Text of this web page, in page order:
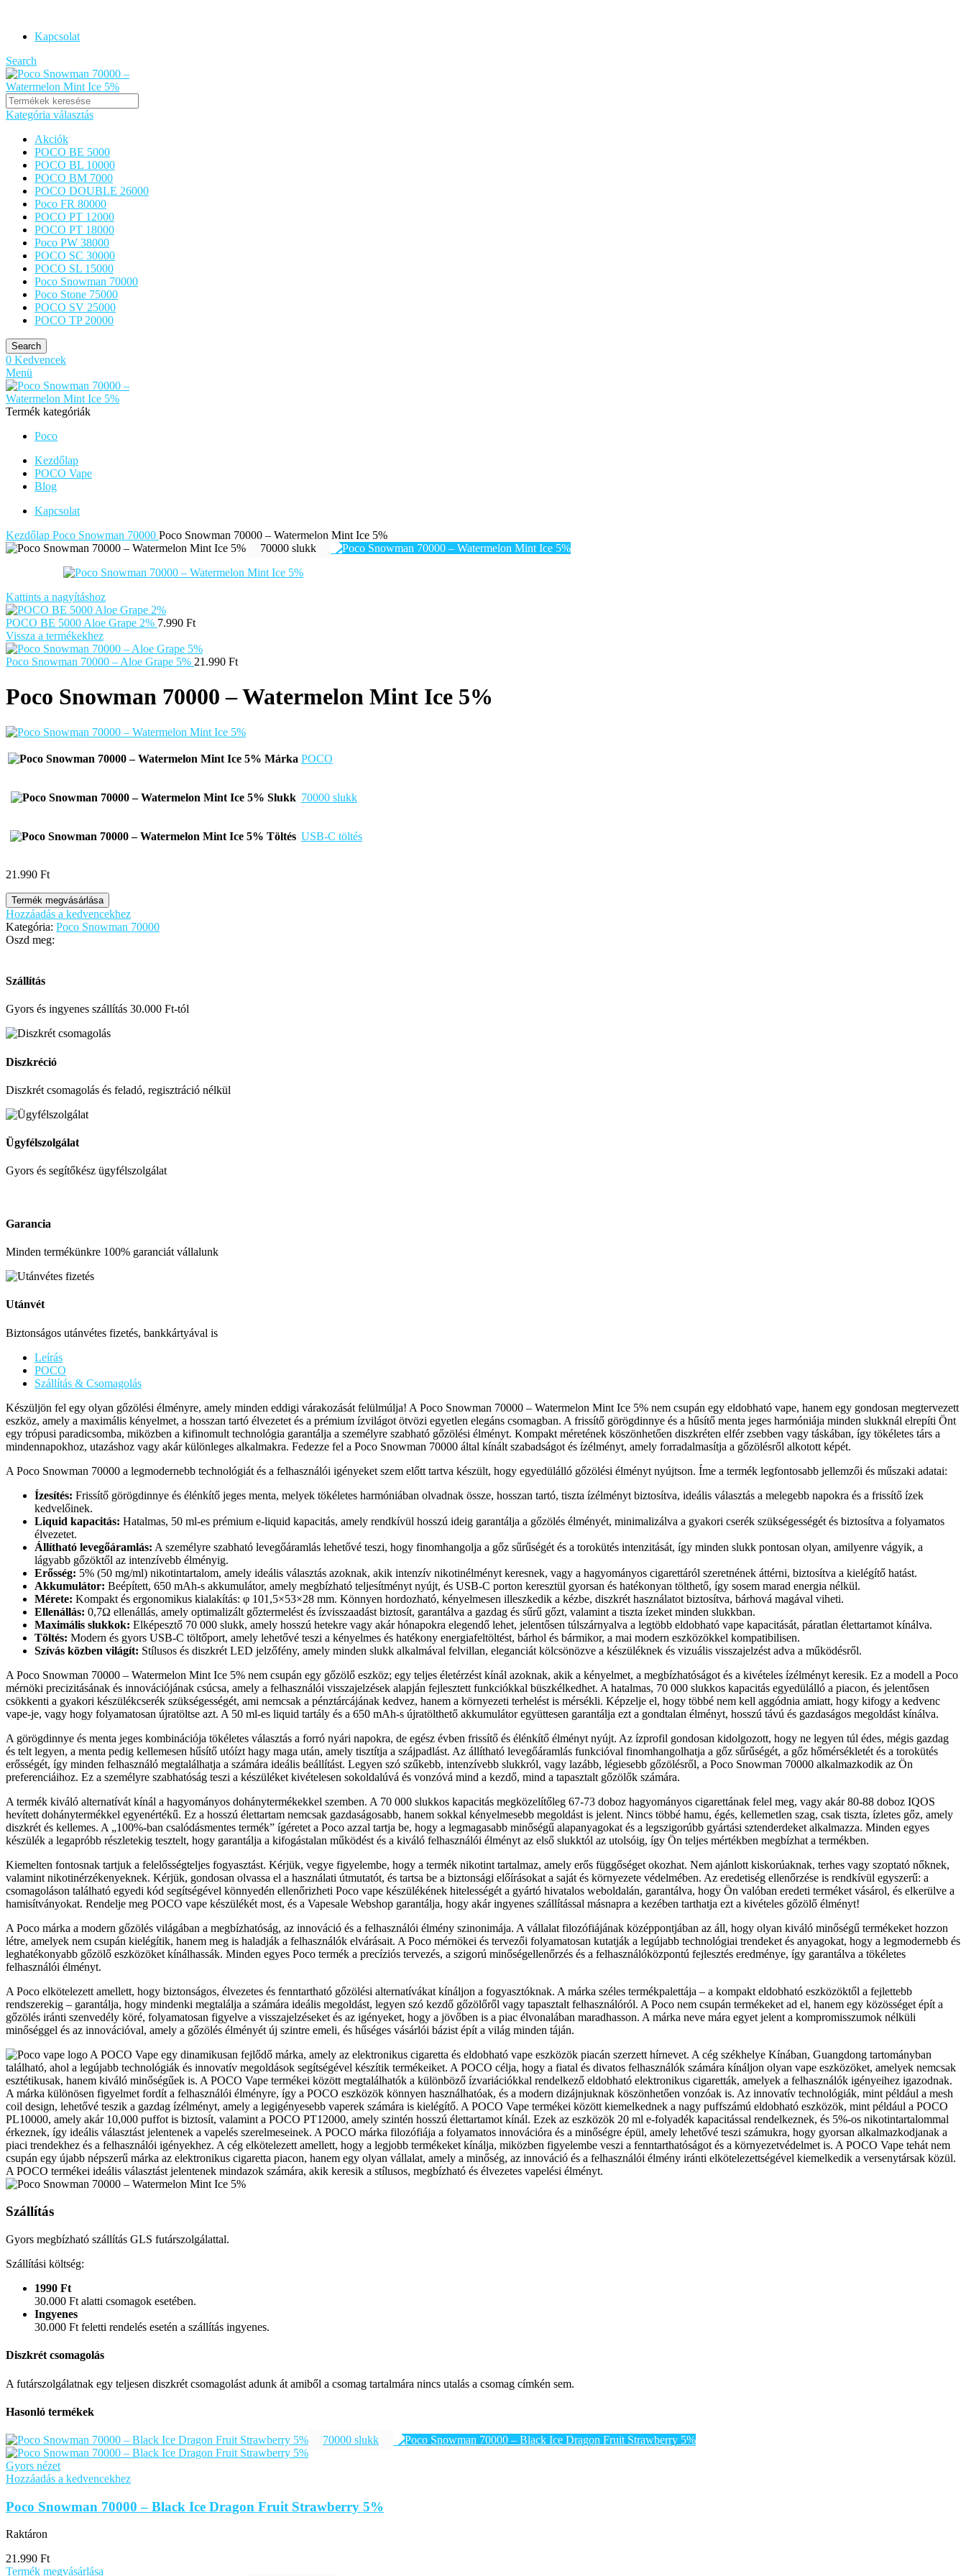
Kapcsolat
Search
Kategória választás
Akciók
POCO BE 5000
POCO BL 10000
POCO BM 7000
POCO DOUBLE 26000
Poco FR 80000
POCO PT 12000
POCO PT 18000
Poco PW 38000
POCO SC 30000
POCO SL 15000
Poco Snowman 70000
Poco Stone 75000
POCO SV 25000
POCO TP 20000
Search
0 Kedvencek
Menü
Termék kategóriák
Poco
Kezdőlap
POCO Vape
Blog
Kapcsolat
Kezdőlap Poco Snowman 70000 Poco Snowman 70000 – Watermelon Mint Ice 5%
70000 slukk
Kattints a nagyításhoz
POCO BE 5000 Aloe Grape 2% 7.990 Ft
Vissza a termékekhez
Poco Snowman 70000 – Aloe Grape 5% 21.990 Ft
Poco Snowman 70000 – Watermelon Mint Ice 5%
Márka POCO
Slukk 70000 slukk
Töltés USB-C töltés
21.990 Ft
Termék megvásárlása
Hozzáadás a kedvencekhez
Kategória: Poco Snowman 70000
Oszd meg:
Szállítás
Gyors és ingyenes szállítás 30.000 Ft-tól
Diszkréció
Diszkrét csomagolás és feladó, regisztráció nélkül
Ügyfélszolgálat
Gyors és segítőkész ügyfélszolgálat
Garancia
Minden termékünkre 100% garanciát vállalunk
Utánvét
Biztonságos utánvétes fizetés, bankkártyával is
Leírás
POCO
Szállítás & Csomagolás
Készüljön fel egy olyan gőzölési élményre, amely minden eddigi várakozását felülmúlja! A Poco Snowman 70000 – Watermelon Mint Ice 5% nem csupán egy eldobható vape, hanem egy gondosan megtervezett
eszköz, amely a maximális kényelmet, a hosszan tartó élvezetet és a prémium ízvilágot ötvözi egyetlen elegáns csomagban. A frissítő görögdinnye és a hűsítő menta jeges harmóniája minden slukknál elrepíti Önt
egy trópusi paradicsomba, miközben a kifinomult technológia garantálja a személyre szabható gőzölési élményt. Kompakt méretének köszönhetően diszkréten elfér zsebben vagy táskában, így tökéletes társ a
mindennapokhoz, utazáshoz vagy akár különleges alkalmakra. Fedezze fel a Poco Snowman 70000 által kínált szabadságot és ízélményt, amely forradalmasítja a gőzölésről alkotott képét.
A Poco Snowman 70000 a legmodernebb technológiát és a felhasználói igényeket szem előtt tartva készült, hogy egyedülálló gőzölési élményt nyújtson. Íme a termék legfontosabb jellemzői és műszaki adatai:
Ízesítés: Frissítő görögdinnye és élénkítő jeges menta, melyek tökéletes harmóniában olvadnak össze, hosszan tartó, tiszta ízélményt biztosítva, ideális választás a melegebb napokra és a frissítő ízek
kedvelőinek.
Liquid kapacitás: Hatalmas, 50 ml-es prémium e-liquid kapacitás, amely rendkívül hosszú ideig garantálja a gőzölés élményét, minimalizálva a gyakori cserék szükségességét és biztosítva a folyamatos
élvezetet.
Állítható levegőáramlás: A személyre szabható levegőáramlás lehetővé teszi, hogy finomhangolja a gőz sűrűségét és a torokütés intenzitását, így minden slukk pontosan olyan, amilyenre vágyik, a
lágyabb gőzöktől az intenzívebb élményig.
Erősség: 5% (50 mg/ml) nikotintartalom, amely ideális választás azoknak, akik intenzív nikotinélményt keresnek, vagy a hagyományos cigarettáról szeretnének áttérni, biztosítva a kielégítő hatást.
Akkumulátor: Beépített, 650 mAh-s akkumulátor, amely megbízható teljesítményt nyújt, és USB-C porton keresztül gyorsan és hatékonyan tölthető, így sosem marad energia nélkül.
Mérete: Kompakt és ergonomikus kialakítás: φ 101,5×53×28 mm. Könnyen hordozható, kényelmesen illeszkedik a kézbe, diszkrét használatot biztosítva, bárhová magával viheti.
Ellenállás: 0,7Ω ellenállás, amely optimalizált gőztermelést és ízvisszaadást biztosít, garantálva a gazdag és sűrű gőzt, valamint a tiszta ízeket minden slukkban.
Maximális slukkok: Elképesztő 70 000 slukk, amely hosszú hetekre vagy akár hónapokra elegendő lehet, jelentősen túlszárnyalva a legtöbb eldobható vape kapacitását, páratlan élettartamot kínálva.
Töltés: Modern és gyors USB-C töltőport, amely lehetővé teszi a kényelmes és hatékony energiafeltöltést, bárhol és bármikor, a mai modern eszközökkel kompatibilisen.
Szívás közben világít: Stílusos és diszkrét LED jelzőfény, amely minden slukk alkalmával felvillan, eleganciát kölcsönözve a készüléknek és vizuális visszajelzést adva a működésről.
A Poco Snowman 70000 – Watermelon Mint Ice 5% nem csupán egy gőzölő eszköz; egy teljes életérzést kínál azoknak, akik a kényelmet, a megbízhatóságot és a kivételes ízélményt keresik. Ez a modell a Poco
mérnöki precizitásának és innovációjának csúcsa, amely a felhasználói visszajelzések alapján fejlesztett funkciókkal büszkélkedhet. A hatalmas, 70 000 slukkos kapacitás egyedülálló a piacon, és jelentősen
csökkenti a gyakori készülékcserék szükségességét, ami nemcsak a pénztárcájának kedvez, hanem a környezeti terhelést is mérsékli. Képzelje el, hogy többé nem kell aggódnia amiatt, hogy kifogy a kedvenc
vape-je, vagy hogy folyamatosan újratöltse azt. A 50 ml-es liquid tartály és a 650 mAh-s újratölthető akkumulátor együttesen garantálja ezt a gondtalan élményt, hosszú távú és gazdaságos megoldást kínálva.
A görögdinnye és menta jeges kombinációja tökéletes választás a forró nyári napokra, de egész évben frissítő és élénkítő élményt nyújt. Az ízprofil gondosan kidolgozott, hogy ne legyen túl édes, mégis gazdag
és telt legyen, a menta pedig kellemesen hűsítő utóízt hagy maga után, amely tisztítja a szájpadlást. Az állítható levegőáramlás funkcióval finomhangolhatja a gőz sűrűségét, a gőz hőmérsékletét és a torokütés
erősségét, így minden felhasználó megtalálhatja a számára ideális beállítást. Legyen szó szűkebb, intenzívebb slukkról, vagy lazább, légiesebb gőzölésről, a Poco Snowman 70000 alkalmazkodik az Ön
preferenciáihoz. Ez a személyre szabhatóság teszi a készüléket kivételesen sokoldalúvá és vonzóvá mind a kezdő, mind a tapasztalt gőzölők számára.
A termék kiváló alternatívát kínál a hagyományos dohánytermékekkel szemben. A 70 000 slukkos kapacitás megközelítőleg 67-73 doboz hagyományos cigarettának felel meg, vagy akár 80-88 doboz IQOS
hevített dohánytermékkel egyenértékű. Ez a hosszú élettartam nemcsak gazdaságosabb, hanem sokkal kényelmesebb megoldást is jelent. Nincs többé hamu, égés, kellemetlen szag, csak tiszta, ízletes gőz, amely
diszkrét és kellemes. A „100%-ban csalódásmentes termék” ígéretet a Poco azzal tartja be, hogy a legmagasabb minőségű alapanyagokat és a legszigorúbb gyártási sztenderdeket alkalmazza. Minden egyes
készülék a legapróbb részletekig tesztelt, hogy garantálja a kifogástalan működést és a kiváló felhasználói élményt az első slukktól az utolsóig, így Ön teljes mértékben megbízhat a termékben.
Kiemelten fontosnak tartjuk a felelősségteljes fogyasztást. Kérjük, vegye figyelembe, hogy a termék nikotint tartalmaz, amely erős függőséget okozhat. Nem ajánlott kiskorúaknak, terhes vagy szoptató nőknek,
valamint nikotinérzékenyeknek. Kérjük, gondosan olvassa el a használati útmutatót, és tartsa be a biztonsági előírásokat a saját és környezete védelmében. Az eredetiség ellenőrzése is rendkívül egyszerű: a
csomagoláson található egyedi kód segítségével könnyedén ellenőrizheti Poco vape készülékének hitelességét a gyártó hivatalos weboldalán, garantálva, hogy Ön valóban eredeti terméket vásárol, és elkerülve a
hamisítványokat. Rendelje meg POCO vape készülékét most, és a Vapesale Webshop garantálja, hogy akár ingyenes szállítással másnapra a kezében tarthatja ezt a kivételes gőzölő élményt!
A Poco márka a modern gőzölés világában a megbízhatóság, az innováció és a felhasználói élmény szinonimája. A vállalat filozófiájának középpontjában az áll, hogy olyan kiváló minőségű termékeket hozzon
létre, amelyek nem csupán kielégítik, hanem meg is haladják a felhasználók elvárásait. A Poco mérnökei és tervezői folyamatosan kutatják a legújabb technológiai trendeket és anyagokat, hogy a legmodernebb és
leghatékonyabb gőzölő eszközöket kínálhassák. Minden egyes Poco termék a precíziós tervezés, a szigorú minőségellenőrzés és a felhasználóközpontú fejlesztés eredménye, így garantálva a tökéletes
felhasználói élményt.
A Poco elkötelezett amellett, hogy biztonságos, élvezetes és fenntartható gőzölési alternatívákat kínáljon a fogyasztóknak. A márka széles termékpalettája – a kompakt eldobható eszközöktől a fejlettebb
rendszerekig – garantálja, hogy mindenki megtalálja a számára ideális megoldást, legyen szó kezdő gőzölőről vagy tapasztalt felhasználóról. A Poco nem csupán termékeket ad el, hanem egy közösséget épít a
gőzölés iránti szenvedély köré, folyamatosan figyelve a visszajelzéseket és az igényeket, hogy a jövőben is a piac élvonalában maradhasson. A márka neve mára egyet jelent a kompromisszumok nélküli
minőséggel és az innovációval, amely a gőzölés élményét új szintre emeli, és hűséges vásárlói bázist épít a világ minden táján.
A POCO Vape egy dinamikusan fejlődő márka, amely az elektronikus cigaretta és eldobható vape eszközök piacán szerzett hírnevet. A cég székhelye Kínában, Guangdong tartományban
található, ahol a legújabb technológiák és innovatív megoldások segítségével készítik termékeiket. A POCO célja, hogy a fiatal és divatos felhasználók számára kínáljon olyan vape eszközöket, amelyek nemcsak
esztétikusak, hanem kiváló minőségűek is. A POCO Vape termékei között megtalálhatók a különböző ízvariációkkal rendelkező eldobható elektronikus cigaretták, amelyek a felhasználók igényeihez igazodnak.
A márka különösen figyelmet fordít a felhasználói élményre, így a POCO eszközök könnyen használhatóak, és a modern dizájnjuknak köszönhetően vonzóak is. Az innovatív technológiák, mint például a mesh
coil design, lehetővé teszik a gazdag ízélményt, amely a legigényesebb vaperek számára is kielégítő. A POCO Vape termékei között kiemelkednek a nagy puffszámú eldobható eszközök, mint például a POCO
PL10000, amely akár 10,000 puffot is biztosít, valamint a POCO PT12000, amely szintén hosszú élettartamot kínál. Ezek az eszközök 20 ml e-folyadék kapacitással rendelkeznek, és 5%-os nikotintartalommal
érkeznek, így ideális választást jelentenek a vapelés szerelmeseinek. A POCO márka filozófiája a folyamatos innovációra és a minőségre épül, amely lehetővé teszi számukra, hogy gyorsan alkalmazkodjanak a
piaci trendekhez és a felhasználói igényekhez. A cég elkötelezett amellett, hogy a legjobb termékeket kínálja, miközben figyelembe veszi a fenntarthatóságot és a környezetvédelmet is. A POCO Vape tehát nem
csupán egy újabb népszerű márka az elektronikus cigaretta piacon, hanem egy olyan vállalat, amely a minőség, az innováció és a felhasználói élmény iránti elkötelezettségével kiemelkedik a versenytársak közül.
A POCO termékei ideális választást jelentenek mindazok számára, akik keresik a stílusos, megbízható és élvezetes vapelési élményt.
Szállítás
Gyors megbízható szállítás GLS futárszolgálattal.
Szállítási költség:
1990 Ft
30.000 Ft alatti csomagok esetében.
Ingyenes
30.000 Ft feletti rendelés esetén a szállítás ingyenes.
Diszkrét csomagolás
A futárszolgálatnak egy teljesen diszkrét csomagolást adunk át amiből a csomag tartalmára nincs utalás a csomag címkén sem.
Hasonló termékek
70000 slukk
Gyors nézet
Hozzáadás a kedvencekhez
Poco Snowman 70000 – Black Ice Dragon Fruit Strawberry 5%
Raktáron
21.990 Ft
Termék megvásárlása